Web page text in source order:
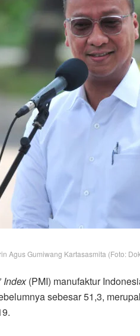
Agus Gumiwang Kartasasmita (Foto:
Index(PMI) manufaktur
sebesar 51,3,